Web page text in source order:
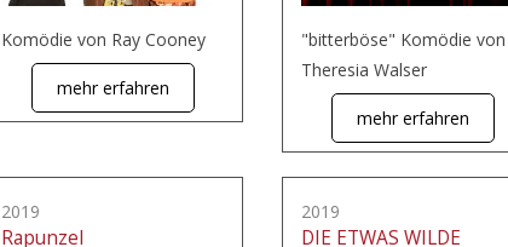
Komödie von Ray Cooney
mehr erfahren
"bitterböse" Komödie von
Theresia Walser
mehr erfahren
2019
Rapunzel
2019
DIE ETWAS WILDE